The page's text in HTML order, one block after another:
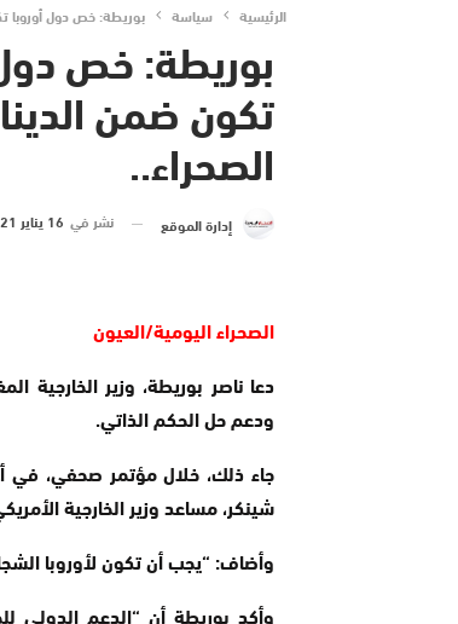
الرئيسية سياسة بوريطة: خص دول أوروبا
بوريطة: خص
تكون ضمن
الصحراء..
إدارة الموقع نشر في 16 يناير 2021 الساعة 12 و 01 دقيقة
الصحراء اليومية/العيون
دعا ناصر بوريطة، وزير الخارجية
ودعم حل الحكم الذاتي.
جاء ذلك، خلال مؤتمر صحفي، في
شينكر، مساعد وزير الخارجية
وأضاف: “يجب أن تكون لأوروبا
وأكد بوريطة أن “الدعم